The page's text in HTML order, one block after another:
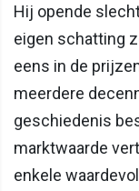
Hij opende
eigen schatting
eens in de
meerdere
geschiedenis
marktwaarde
enkele